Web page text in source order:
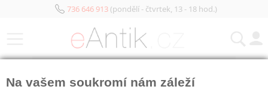
736 646 913(pondělí - čtvrtek, 13 - 18 hod.)
Na vašem soukromí nám záleží